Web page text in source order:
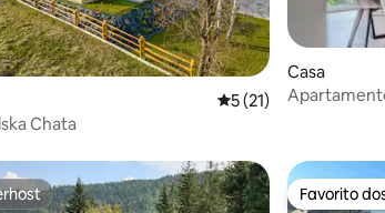
de 5 em 5 estrelas, 53avaliaçõesClassificação média
5 (21)
Chata
Casa
Favorito
Favorito